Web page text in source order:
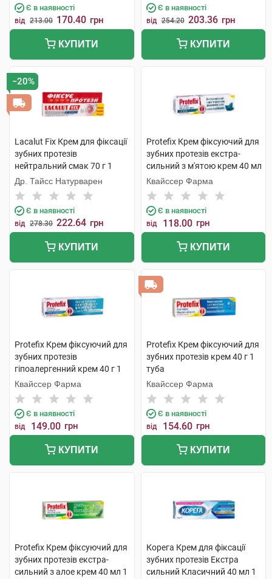
Є в наявності
від 213.00 170.40 грн
КУПИТИ
Є в наявності
від 254.20 203.36 грн
КУПИТИ
−20%
Lacalut Fix Крем для фіксації
зубних протезів
нейтральний смак 70 г 1
туба
Др. Тайсс Натурварен
Є в наявності
від 278.30 222.64 грн
КУПИТИ
Protefix Крем фіксуючий для
зубних протезів екстра-
сильний з м'ятою крем 40 мл
1 туба
Квайссер Фарма
Є в наявності
від 118.00 грн
КУПИТИ
Protefix Крем фіксуючий для
зубних протезів
гіпоалергенний крем 40 г 1
туба
Квайссер Фарма
Є в наявності
від 149.00 грн
КУПИТИ
Protefix Крем фіксуючий для
зубних протезів крем 40 г 1
туба
Квайссер Фарма
Є в наявності
від 154.60 грн
КУПИТИ
Protefix Крем фіксуючий для
зубних протезів екстра-
сильний з алое крем 40 мл 1
Корега Крем для фіксації
зубних протезів Екстра
сильний Класичний 40 мл 1